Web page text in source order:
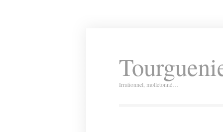
Irrationnel, molletonné…